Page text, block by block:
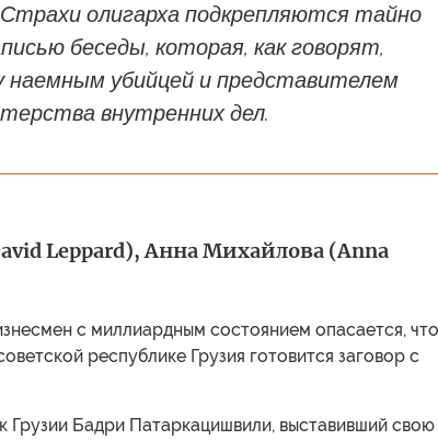
олигарха подкрепляются тайно
беседы, которая, как говорят,
наемным убийцей и представителем
внутренних дел.
Leppard), Анна Михайлова (Anna
с миллиардным состоянием опасается, что
республике Грузия готовится заговор с
Грузии Бадри Патаркацишвили, выставивший свою